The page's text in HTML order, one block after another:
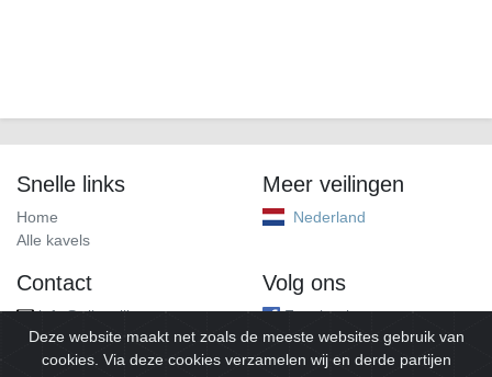
Snelle links
Home
Alle kavels
Meer veilingen
Nederland
Contact
info@alleveilingen.net
Volg ons
Facebook
Deze website maakt net zoals de meeste websites gebruik van
cookies. Via deze cookies verzamelen wij en derde partijen